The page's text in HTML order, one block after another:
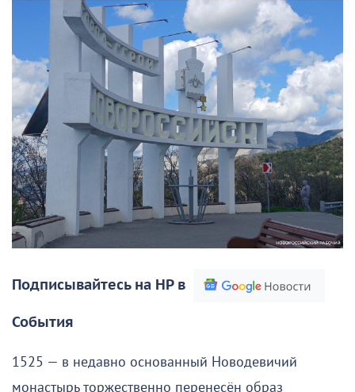
Подписывайтесь на НР в
События
1525 — в недавно основанный Новодевичий
монастырь торжественно перенесён образ